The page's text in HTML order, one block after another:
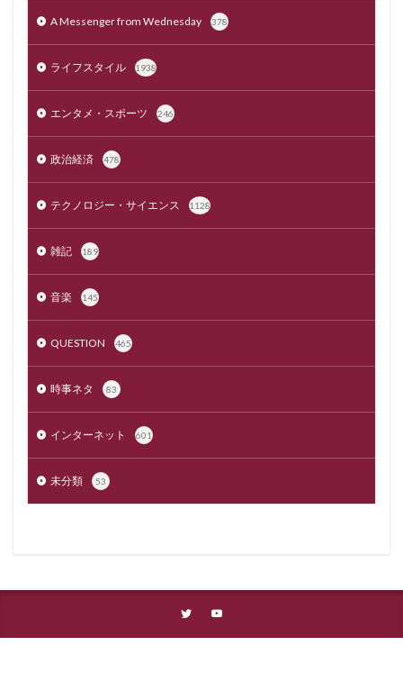
A Messenger from Wednesday 378
ライフスタイル 1938
エンタメ・スポーツ 246
政治経済 478
テクノロジー・サイエンス 1128
雑記 189
音楽 145
QUESTION 465
時事ネタ 83
インターネット 601
未分類 53